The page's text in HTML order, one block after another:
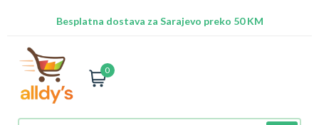
Besplatna dostava za Sarajevo preko 50 KM
0